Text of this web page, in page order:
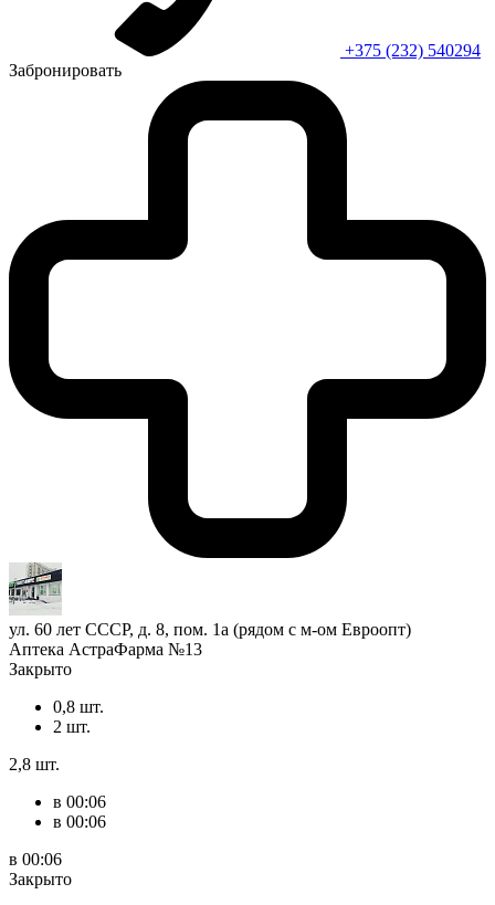
+375 (232) 540294
Забронировать
ул. 60 лет СССР, д. 8, пом. 1а (рядом с м-ом Евроопт)
Аптека АстраФарма №13
Закрыто
0,8 шт.
2 шт.
2,8 шт.
в 00:06
в 00:06
в 00:06
Закрыто